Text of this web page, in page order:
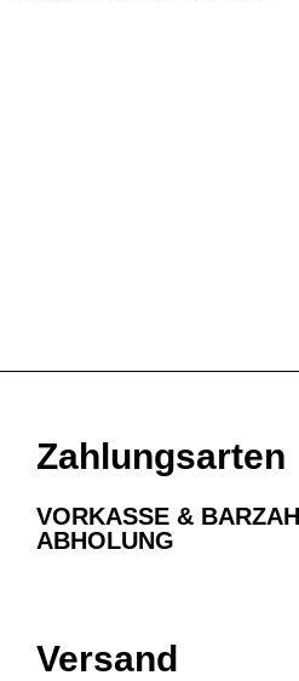
Zahlungsarten
VORKASSE &
ABHOLUNG
Versand